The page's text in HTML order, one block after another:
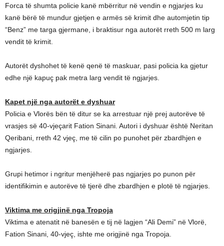
Forca të shumta policie kanë mbërritur në vendin e ngjarjes ku
kanë bërë të mundur gjetjen e armës së krimit dhe automjetin tip
“Benz” me targa gjermane, i braktisur nga autorët rreth 500 m larg
vendit të krimit.
Autorët dyshohet të kenë qenë të maskuar, pasi policia ka gjetur
edhe një kapuç pak metra larg vendit të ngjarjes.
Kapet një nga autorët e dyshuar
Policia e Vlorës bën të ditur se ka arrestuar një prej autorëve të
vrasjes së 40-vjeçarit Fation Sinani. Autori i dyshuar është Neritan
Qeribani, rreth 42 vjeç, me të cilin po punohet për zbardhjen e
ngjarjes.
Grupi hetimor i ngritur menjëherë pas ngjarjes po punon për
identifikimin e autorëve të tjerë dhe zbardhjen e plotë të ngjarjes.
Viktima me origjinë nga Tropoja
Viktima e atenatit në banesën e tij në lagjen “Ali Demi” në Vlorë,
Fation Sinani, 40-vjeç, ishte me origjinë nga Tropoja.